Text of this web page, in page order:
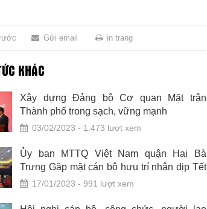
Gửi email in trang
KHÁC
Xây dựng Đảng bộ Cơ quan Mặt trận
Thành phố trong sạch, vững mạnh
03/02/2023 - 1.473 lượt xem
Ủy ban MTTQ Việt Nam quận Hai Bà
Trưng Gặp mặt cán bộ hưu trí nhân dịp Tết
nguyên đán Quý Mão 2023
17/01/2023 - 991 lượt xem